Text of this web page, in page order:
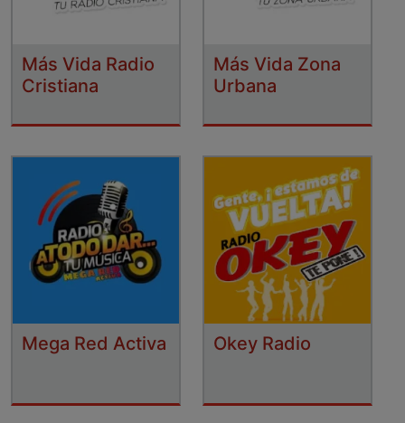
Más Vida Radio
Cristiana
Más Vida Zona
Urbana
Mega Red Activa Okey Radio